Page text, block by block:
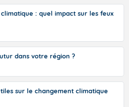
: quel impact sur les feux
dans votre région ?
sur le changement climatique